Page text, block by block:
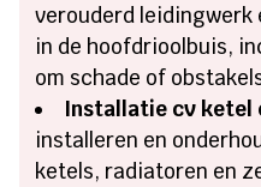
verouderd leidingwerk
in de hoofdrioolbuis,
om schade of
Installatie cv ketel
installeren en
ketels, radiatoren en